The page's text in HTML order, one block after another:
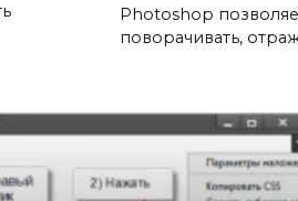
Photoshop
поворачивать,